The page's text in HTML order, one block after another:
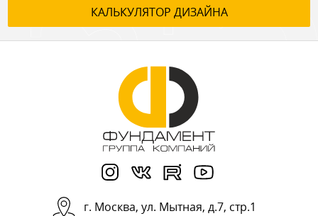
КАЛЬКУЛЯТОР ДИЗАЙНА
г. Москва, ул. Мытная, д.7, стр.1